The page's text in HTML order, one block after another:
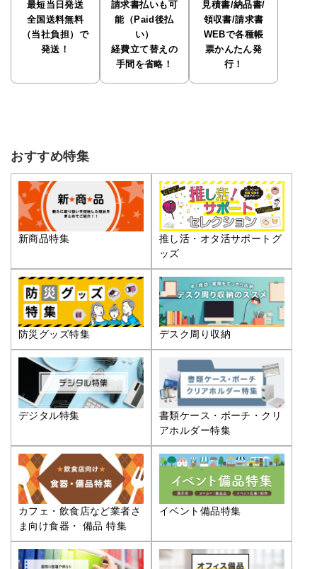
最短当日発送
全国送料無料
（当社負担）で
発送！
請求書払いも可
能（Paid後払
い）
経費立て替えの
手間を省略！
見積書/納品書/
領収書/請求書
WEBで各種帳
票かんたん発
行！
おすすめ特集
新商品特集
推し活・オタ活サポートグ
ッズ
防災グッズ特集 デスク周り収納
デジタル特集
書類ケース・ポーチ・クリ
アホルダー特集
カフェ・飲食店など業者さ
ま向け食器・ 備品 特集
イベント備品特集